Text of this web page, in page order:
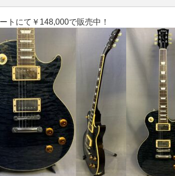
トにて￥148,000で販売中！